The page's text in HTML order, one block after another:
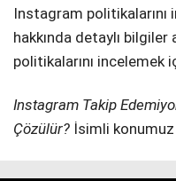
Instagram politikalarını
hakkında detaylı
politikalarını incelemek
Instagram Takip
Çözülür? İsimli